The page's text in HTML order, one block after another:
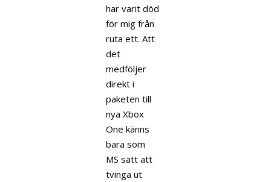
har varit död
för mig från
ruta ett. Att
det
medföljer
direkt i
paketen till
nya Xbox
One känns
bara som
MS sätt att
tvinga ut